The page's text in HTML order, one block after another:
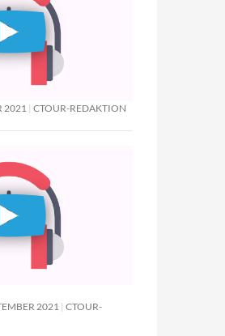
2021 CTOUR-REDAKTION
2021
CTOUR-